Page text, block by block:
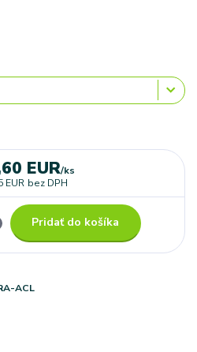
EUR/ks
EUR bez DPH
Pridať do košíka
ACL